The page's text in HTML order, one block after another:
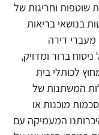
שוטפות וחריגות של
בנושאי בריאות
מעברי דירה
ברור ומדויק,
לכותלי בית
המשתנות של
מוכנות או
המעמיקה עם